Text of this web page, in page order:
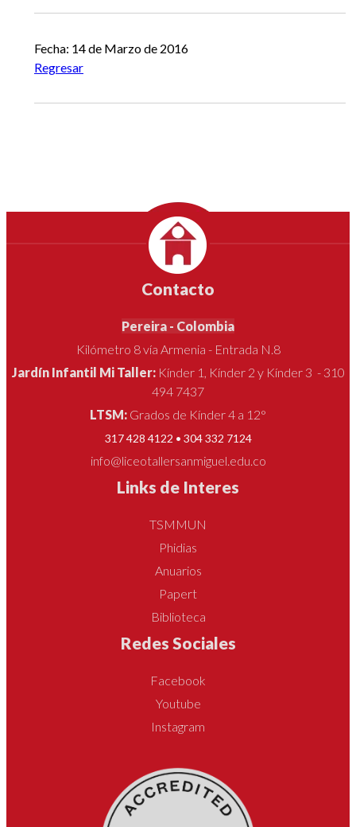
Fecha: 14 de Marzo de 2016
Regresar
Contacto
Pereira - Colombia
Kilómetro 8 vía Armenia - Entrada N.8
Jardín Infantil Mi Taller: Kínder 1, Kínder 2 y Kínder 3 - 310
494 7437
LTSM: Grados de Kínder 4 a 12°
317 428 4122 • 304 332 7124
info@liceotallersanmiguel.edu.co
Links de Interes
TSMMUN
Phidias
Anuarios
Papert
Biblioteca
Redes Sociales
Facebook
Youtube
Instagram